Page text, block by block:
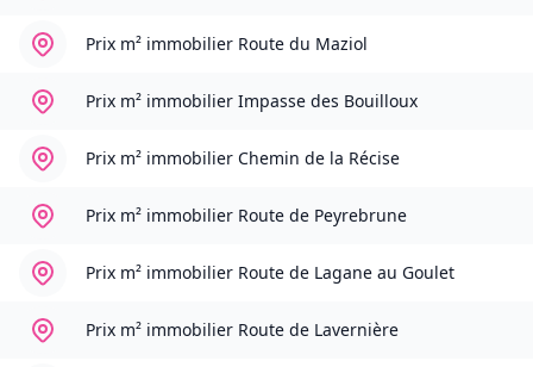
Prix m² immobilier Route du Maziol
Prix m² immobilier Impasse des Bouilloux
Prix m² immobilier Chemin de la Récise
Prix m² immobilier Route de Peyrebrune
Prix m² immobilier Route de Lagane au Goulet
Prix m² immobilier Route de Lavernière